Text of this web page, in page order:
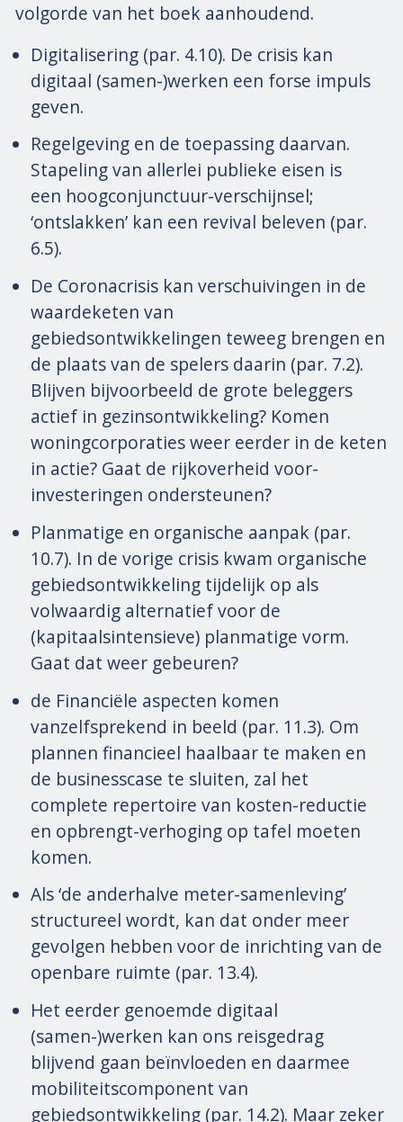
volgorde van het boek aanhoudend.
Digitalisering (par. 4.10). De crisis kan
digitaal (samen-)werken een forse impuls
geven.
Regelgeving en de toepassing daarvan.
Stapeling van allerlei publieke eisen is
een hoogconjunctuur-verschijnsel;
‘ontslakken’ kan een revival beleven (par.
6.5).
De Coronacrisis kan verschuivingen in de
waardeketen van
gebiedsontwikkelingen teweeg brengen en
de plaats van de spelers daarin (par. 7.2).
Blijven bijvoorbeeld de grote beleggers
actief in gezinsontwikkeling? Komen
woningcorporaties weer eerder in de keten
in actie? Gaat de rijkoverheid voor-
investeringen ondersteunen?
Planmatige en organische aanpak (par.
10.7). In de vorige crisis kwam organische
gebiedsontwikkeling tijdelijk op als
volwaardig alternatief voor de
(kapitaalsintensieve) planmatige vorm.
Gaat dat weer gebeuren?
de Financiële aspecten komen
vanzelfsprekend in beeld (par. 11.3). Om
plannen financieel haalbaar te maken en
de businesscase te sluiten, zal het
complete repertoire van kosten-reductie
en opbrengt-verhoging op tafel moeten
komen.
Als ‘de anderhalve meter-samenleving’
structureel wordt, kan dat onder meer
gevolgen hebben voor de inrichting van de
openbare ruimte (par. 13.4).
Het eerder genoemde digitaal
(samen-)werken kan ons reisgedrag
blijvend gaan beïnvloeden en daarmee
mobiliteitscomponent van
gebiedsontwikkeling (par. 14.2). Maar zeker